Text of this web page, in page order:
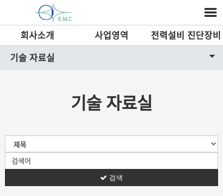
회사소개 사업영역
전력설비 진단장비
기술 자료실
기술 자료실
검색